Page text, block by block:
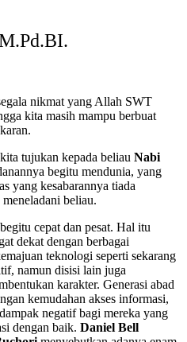
nikmat yang Allah SWT
kita masih mampu berbuat
tujukan kepada beliau Nabi
begitu mendunia, yang
yang kesabarannya tiada
beliau.
cepat dan pesat. Hal itu
dekat dengan berbagai
teknologi seperti sekarang
namun disisi lain juga
karakter. Generasi abad
kemudahan akses informasi,
negatif bagi mereka yang
dengan baik. Daniel Bell